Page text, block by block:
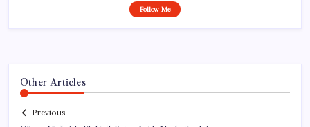
Follow Me
Other Articles
Previous